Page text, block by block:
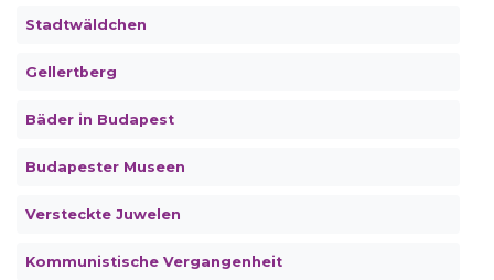
Stadtwäldchen
Gellertberg
Bäder in Budapest
Budapester Museen
Versteckte Juwelen
Kommunistische Vergangenheit